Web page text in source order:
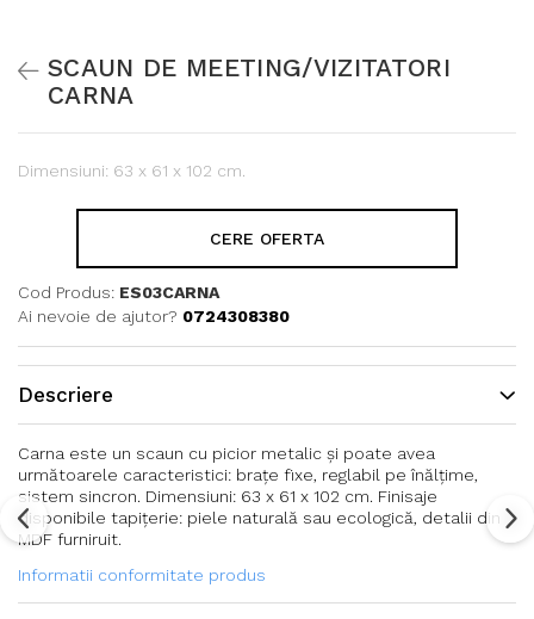
SCAUN DE MEETING/VIZITATORI
CARNA
Dimensiuni: 63 x 61 x 102 cm.
CERE OFERTA
Cod Produs: ES03CARNA
Ai nevoie de ajutor? 0724308380
Descriere
Carna este un scaun cu picior metalic și poate avea
următoarele caracteristici: brațe fixe, reglabil pe înălțime,
sistem sincron. Dimensiuni: 63 x 61 x 102 cm. Finisaje
disponibile tapițerie: piele naturală sau ecologică, detalii din
MDF furniruit.
Informatii conformitate produs